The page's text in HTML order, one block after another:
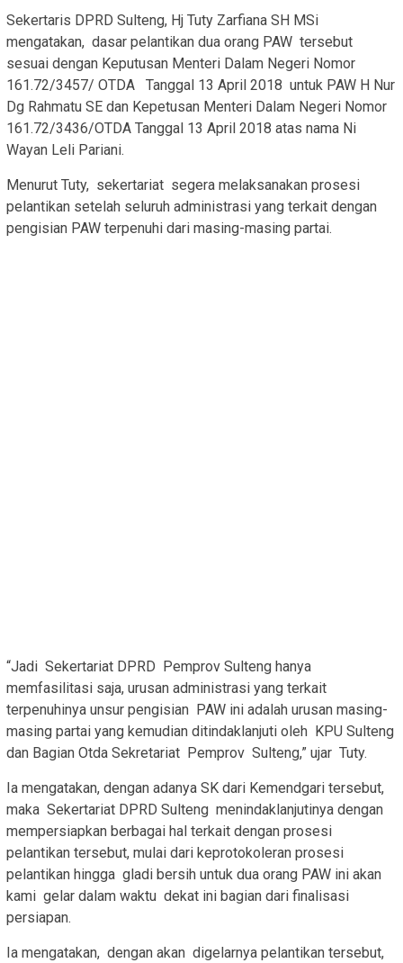
Sekertaris DPRD Sulteng, Hj Tuty Zarfiana SH MSi
mengatakan, dasar pelantikan dua orang PAW tersebut
sesuai dengan Keputusan Menteri Dalam Negeri Nomor
161.72/3457/ OTDA Tanggal 13 April 2018 untuk PAW H Nur
Dg Rahmatu SE dan Kepetusan Menteri Dalam Negeri Nomor
161.72/3436/OTDA Tanggal 13 April 2018 atas nama Ni
Wayan Leli Pariani.
Menurut Tuty, sekertariat segera melaksanakan prosesi
pelantikan setelah seluruh administrasi yang terkait dengan
pengisian PAW terpenuhi dari masing-masing partai.
“Jadi Sekertariat DPRD Pemprov Sulteng hanya
memfasilitasi saja, urusan administrasi yang terkait
terpenuhinya unsur pengisian PAW ini adalah urusan masing-
masing partai yang kemudian ditindaklanjuti oleh KPU Sulteng
dan Bagian Otda Sekretariat Pemprov Sulteng,” ujar Tuty.
Ia mengatakan, dengan adanya SK dari Kemendgari tersebut,
maka Sekertariat DPRD Sulteng menindaklanjutinya dengan
mempersiapkan berbagai hal terkait dengan prosesi
pelantikan tersebut, mulai dari keprotokoleran prosesi
pelantikan hingga gladi bersih untuk dua orang PAW ini akan
kami gelar dalam waktu dekat ini bagian dari finalisasi
persiapan.
Ia mengatakan, dengan akan digelarnya pelantikan tersebut,